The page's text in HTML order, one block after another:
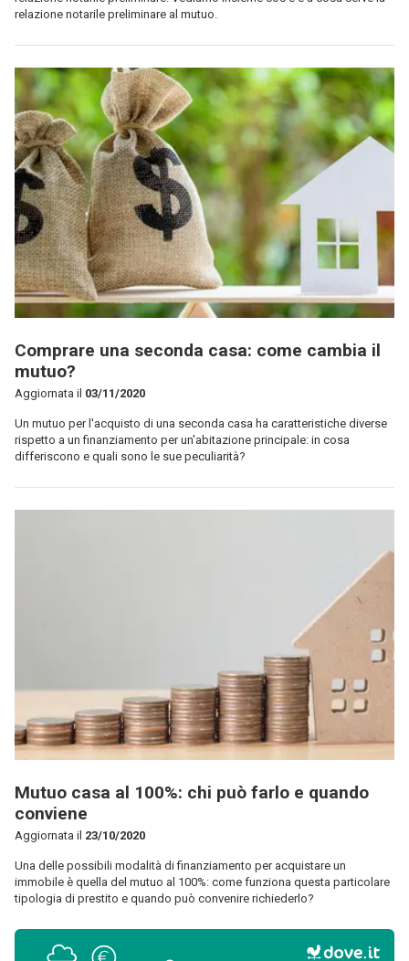
relazione notarile preliminare al mutuo.
Comprare una seconda casa: come cambia il
mutuo?
Aggiornata il 03/11/2020
Un mutuo per l'acquisto di una seconda casa ha caratteristiche diverse
rispetto a un finanziamento per un'abitazione principale: in cosa
differiscono e quali sono le sue peculiarità?
Mutuo casa al 100%: chi può farlo e quando
conviene
Aggiornata il 23/10/2020
Una delle possibili modalità di finanziamento per acquistare un
immobile è quella del mutuo al 100%: come funziona questa particolare
tipologia di prestito e quando può convenire richiederlo?